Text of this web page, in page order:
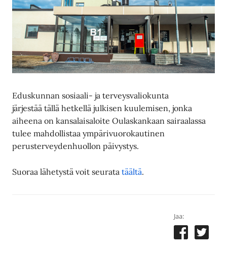
Eduskunnan sosiaali- ja terveysvaliokunta
järjestää tällä hetkellä julkisen kuulemisen, jonka
aiheena on kansalaisaloite Oulaskankaan sairaalassa
tulee mahdollistaa ympärivuorokautinen
perusterveydenhuollon päivystys.
Suoraa lähetystä voit seuratatäältä.
Jaa: